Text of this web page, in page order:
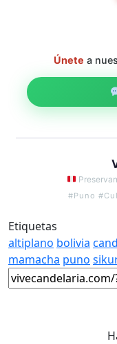
Únete a
#Puno
Etiquetas
altiplano bolivia
mamacha puno